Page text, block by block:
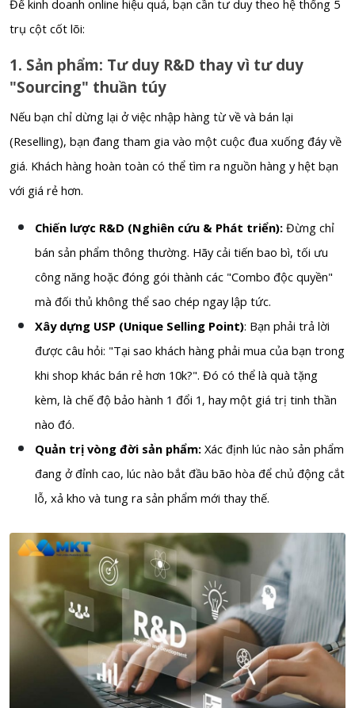
Để kinh doanh online hiệu quả, bạn cần tư duy theo hệ thống 5
trụ cột cốt lõi:
1. Sản phẩm: Tư duy R&D thay vì tư duy
"Sourcing" thuần túy
Nếu bạn chỉ dừng lại ở việc nhập hàng từ về và bán lại
(Reselling), bạn đang tham gia vào một cuộc đua xuống đáy về
giá. Khách hàng hoàn toàn có thể tìm ra nguồn hàng y hệt bạn
với giá rẻ hơn.
Chiến lược R&D (Nghiên cứu & Phát triển): Đừng chỉ
bán sản phẩm thông thường. Hãy cải tiến bao bì, tối ưu
công năng hoặc đóng gói thành các "Combo độc quyền"
mà đối thủ không thể sao chép ngay lập tức.
Xây dựng USP (Unique Selling Point): Bạn phải trả lời
được câu hỏi: "Tại sao khách hàng phải mua của bạn trong
khi shop khác bán rẻ hơn 10k?". Đó có thể là quà tặng
kèm, là chế độ bảo hành 1 đổi 1, hay một giá trị tinh thần
nào đó.
Quản trị vòng đời sản phẩm: Xác định lúc nào sản phẩm
đang ở đỉnh cao, lúc nào bắt đầu bão hòa để chủ động cắt
lỗ, xả kho và tung ra sản phẩm mới thay thế.